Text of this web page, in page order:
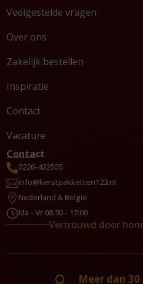
Veelgestelde vragen
Over ons
Zakelijk bestellen
Inspiratie
Contact
Vacature
Contact
0226-422505
info@kerstpakketten123.nl
 Nederland & België
Ma - Vr 08:30 - 17:00
Vertrouwd door
Meer dan